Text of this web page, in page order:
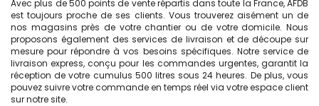
Avec plus de 500 points de vente répartis dans toute la France, AFDB
est toujours proche de ses clients. Vous trouverez aisément un de
nos magasins près de votre chantier ou de votre domicile. Nous
proposons également des services de livraison et de découpe sur
mesure pour répondre à vos besoins spécifiques. Notre service de
livraison express, conçu pour les commandes urgentes, garantit la
réception de votre cumulus 500 litres sous 24 heures. De plus, vous
pouvez suivre votre commande en temps réel via votre espace client
sur notre site.